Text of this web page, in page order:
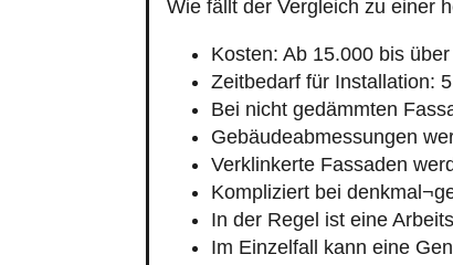
Zeitbedarf für Installation: 5
Bei nicht gedämmten
Gebäudeabmessungen
Verklinkerte Fassaden
Kompliziert bei
In der Regel ist eine
Im Einzelfall kann eine